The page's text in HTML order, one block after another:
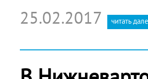
25.02.2017 читать